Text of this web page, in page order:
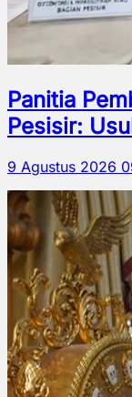
Panitia
Pesisir:
9 Agustus 2026